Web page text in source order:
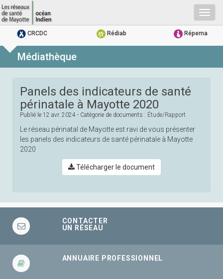
CRCDC Rédiab Répema
Médiathèque
Panels des indicateurs de santé
périnatale à Mayotte 2020
Publié le 12 avr. 2024 - Catégorie de documents : Étude/rapport
Le réseau périnatal de Mayotte est ravi de vous présenter
les panels des indicateurs de santé périnatale à Mayotte
2020
Télécharger le document
CONTACTER
UN RÉSEAU
ANNUAIRE PROFESSIONNEL